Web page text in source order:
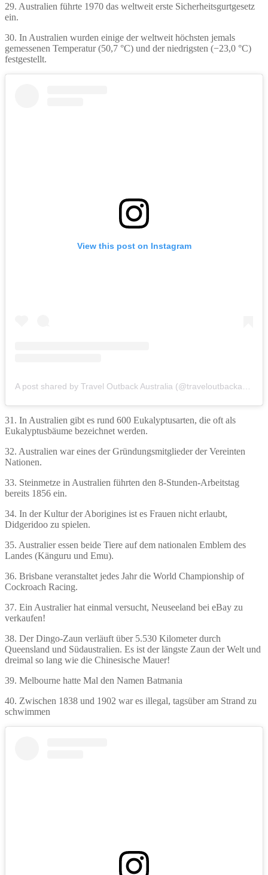
29. Australien führte 1970 das weltweit erste Sicherheitsgurtgesetz
ein.
30. In Australien wurden einige der weltweit höchsten jemals
gemessenen Temperatur (50,7 °C) und der niedrigsten (−23,0 °C)
festgestellt.
View this post on Instagram
31. In Australien gibt es rund 600 Eukalyptusarten, die oft als
Eukalyptusbäume bezeichnet werden.
32. Australien war eines der Gründungsmitglieder der Vereinten
Nationen.
33. Steinmetze in Australien führten den 8-Stunden-Arbeitstag
bereits 1856 ein.
34. In der Kultur der Aborigines ist es Frauen nicht erlaubt,
Didgeridoo zu spielen.
35. Australier essen beide Tiere auf dem nationalen Emblem des
Landes (Känguru und Emu).
36. Brisbane veranstaltet jedes Jahr die World Championship of
Cockroach Racing.
37. Ein Australier hat einmal versucht, Neuseeland bei eBay zu
verkaufen!
38. Der Dingo-Zaun verläuft über 5.530 Kilometer durch
Queensland und Südaustralien. Es ist der längste Zaun der Welt und
dreimal so lang wie die Chinesische Mauer!
39. Melbourne hatte Mal den Namen Batmania
40. Zwischen 1838 und 1902 war es illegal, tagsüber am Strand zu
schwimmen